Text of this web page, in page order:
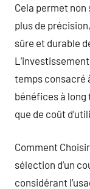
Cela permet
plus de
sûre et durable
temps consacré
bénéfices à
que de coût
Comment
sélection d’un
considérant